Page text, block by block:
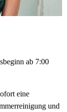
ab 7:00
eine
und